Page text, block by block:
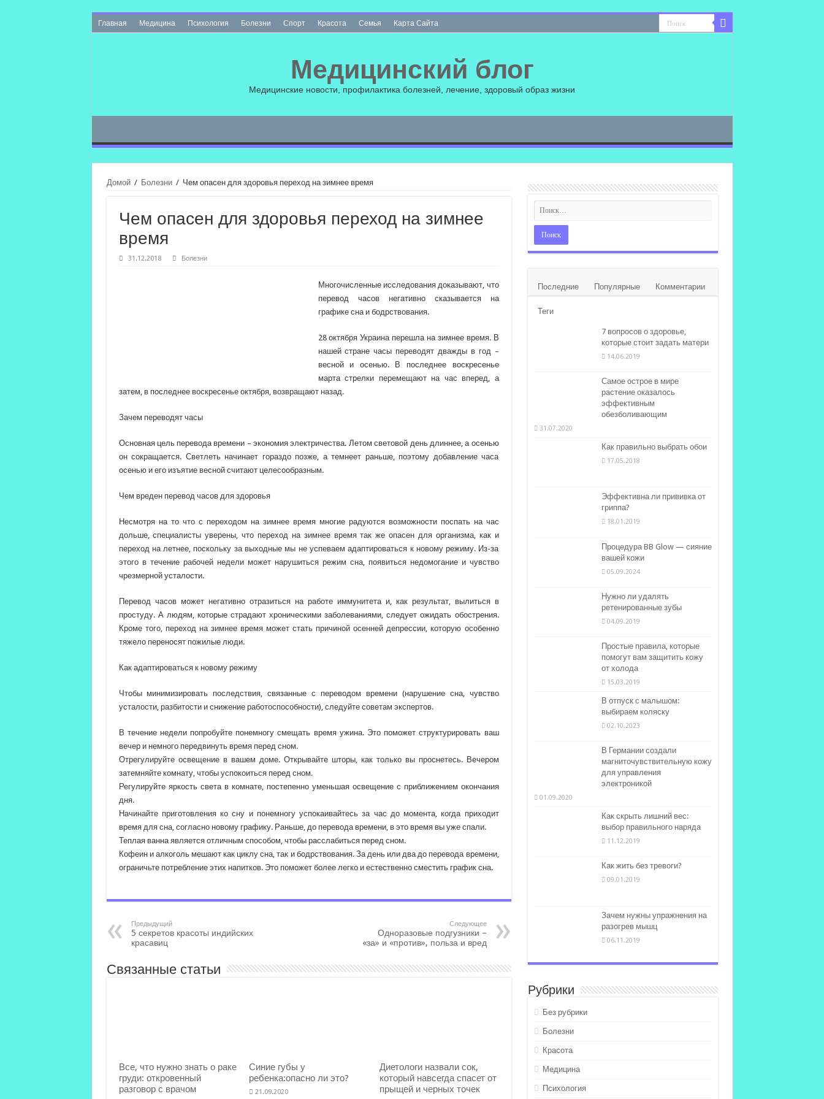
Главная Медицина Психология Болезни Спорт Красота Семья Карта Сайта
Медицинский блог
Медицинские новости, профилактика болезней, лечение, здоровый образ жизни
Домой / Болезни / Чем опасен для здоровья переход на зимнее время
Чем опасен для здоровья переход на зимнее
время
31.12.2018 Болезни
Многочисленные исследования доказывают, что
перевод часов негативно сказывается на
графике сна и бодрствования.
28 октября Украина перешла на зимнее время. В
нашей стране часы переводят дважды в год –
весной и осенью. В последнее воскресенье
марта стрелки перемещают на час вперед, а
затем, в последнее воскресенье октября, возвращают назад.
Зачем переводят часы
Основная цель перевода времени – экономия электричества. Летом световой день длиннее, а осенью
он сокращается. Светлеть начинает гораздо позже, а темнеет раньше, поэтому добавление часа
осенью и его изъятие весной считают целесообразным.
Чем вреден перевод часов для здоровья
Несмотря на то что с переходом на зимнее время многие радуются возможности поспать на час
дольше, специалисты уверены, что переход на зимнее время так же опасен для организма, как и
переход на летнее, поскольку за выходные мы не успеваем адаптироваться к новому режиму. Из-за
этого в течение рабочей недели может нарушиться режим сна, появиться недомогание и чувство
чрезмерной усталости.
Перевод часов может негативно отразиться на работе иммунитета и, как результат, вылиться в
простуду. А людям, которые страдают хроническими заболеваниями, следует ожидать обострения.
Кроме того, переход на зимнее время может стать причиной осенней депрессии, которую особенно
тяжело переносят пожилые люди.
Как адаптироваться к новому режиму
Чтобы минимизировать последствия, связанные с переводом времени (нарушение сна, чувство
усталости, разбитости и снижение работоспособности), следуйте советам экспертов.
В течение недели попробуйте понемногу смещать время ужина. Это поможет структурировать ваш
вечер и немного передвинуть время перед сном.
Отрегулируйте освещение в вашем доме. Открывайте шторы, как только вы проснетесь. Вечером
затемняйте комнату, чтобы успокоиться перед сном.
Регулируйте яркость света в комнате, постепенно уменьшая освещение с приближением окончания
дня.
Начинайте приготовления ко сну и понемногу успокаивайтесь за час до момента, когда приходит
время для сна, согласно новому графику. Раньше, до перевода времени, в это время вы уже спали.
Теплая ванна является отличным способом, чтобы расслабиться перед сном.
Кофеин и алкоголь мешают как циклу сна, так и бодрствования. За день или два до перевода времени,
ограничьте потребление этих напитков. Это поможет более легко и естественно сместить график сна.
Предыдущий
5 секретов красоты индийских
красавиц
Следующее
Одноразовые подгузники –
«за» и «против», польза и вред
Связанные статьи
Все, что нужно знать о раке
груди: откровенный
разговор с врачом
Синие губы у
ребенка:опасно ли это?
21.09.2020
Диетологи назвали сок,
который навсегда спасет от
прыщей и черных точек
Последние Популярные Комментарии
Теги
7 вопросов о здоровье,
которые стоит задать матери
14.06.2019
Самое острое в мире
растение оказалось
эффективным
обезболивающим
31.07.2020
Как правильно выбрать обои
17.05.2018
Эффективна ли прививка от
гриппа?
18.01.2019
Процедура BB Glow — сияние
вашей кожи
05.09.2024
Нужно ли удалять
ретенированные зубы
04.09.2019
Простые правила, которые
помогут вам защитить кожу
от холода
15.03.2019
В отпуск с малышом:
выбираем коляску
02.10.2023
В Германии создали
магниточувствительную кожу
для управления
электроникой
01.09.2020
Как скрыть лишний вес:
выбор правильного наряда
11.12.2019
Как жить без тревоги?
09.01.2019
Зачем нужны упражнения на
разогрев мышц
06.11.2019
Рубрики
Без рубрики
Болезни
Красота
Медицина
Психология